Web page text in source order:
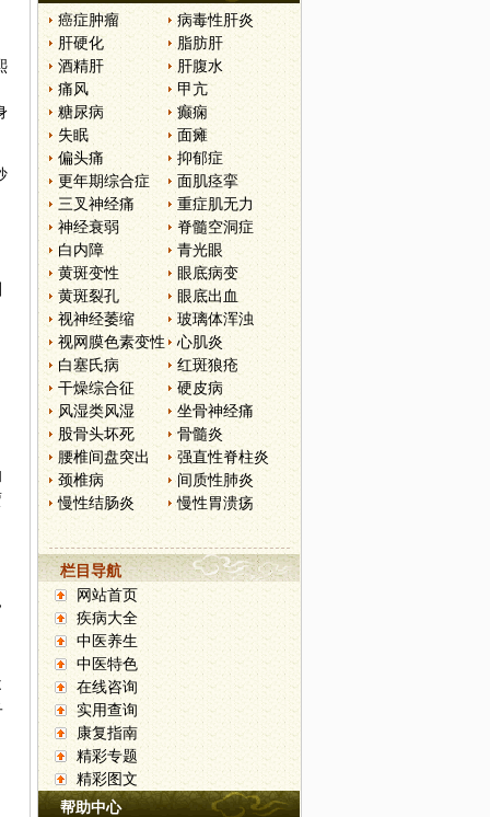
癌症肿瘤
病毒性肝炎
肝硬化
脂肪肝
酒精肝
肝腹水
痛风
甲亢
糖尿病
癫痫
失眠
面瘫
偏头痛
抑郁症
更年期综合症
面肌痉挛
三叉神经痛
重症肌无力
神经衰弱
脊髓空洞症
白内障
青光眼
黄斑变性
眼底病变
黄斑裂孔
眼底出血
视神经萎缩
玻璃体浑浊
视网膜色素变性
心肌炎
白塞氏病
红斑狼疮
干燥综合征
硬皮病
风湿类风湿
坐骨神经痛
股骨头坏死
骨髓炎
腰椎间盘突出
强直性脊柱炎
颈椎病
间质性肺炎
慢性结肠炎
慢性胃溃疡
栏目导航
网站首页
疾病大全
中医养生
中医特色
在线咨询
实用查询
康复指南
精彩专题
精彩图文
帮助中心